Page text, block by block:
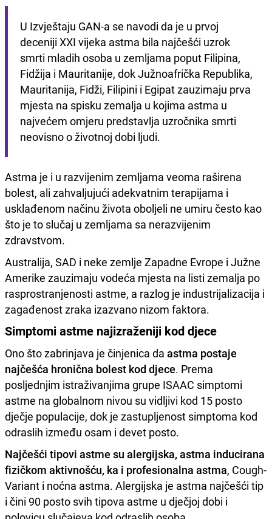
U Izvještaju GAN-a se navodi da je u prvoj
deceniji XXI vijeka astma bila najčešći uzrok
smrti mladih osoba u zemljama poput Filipina,
Fidžija i Mauritanije, dok Južnoafrička Republika,
Mauritanija, Fidži, Filipini i Egipat zauzimaju prva
mjesta na spisku zemalja u kojima astma u
najvećem omjeru predstavlja uzročnika smrti
neovisno o životnoj dobi ljudi.
Astma je i u razvijenim zemljama veoma raširena
bolest, ali zahvaljujući adekvatnim terapijama i
usklađenom načinu života oboljeli ne umiru često kao
što je to slučaj u zemljama sa nerazvijenim
zdravstvom.
Australija, SAD i neke zemlje Zapadne Evrope i Južne
Amerike zauzimaju vodeća mjesta na listi zemalja po
rasprostranjenosti astme, a razlog je industrijalizacija i
zagađenost zraka izazvano nizom faktora.
Simptomi astme najizraženiji kod djece
Ono što zabrinjava je činjenica da astma postaje
najčešća hronična bolest kod djece. Prema
posljednjim istraživanjima grupe ISAAC simptomi
astme na globalnom nivou su vidljivi kod 15 posto
dječje populacije, dok je zastupljenost simptoma kod
odraslih između osam i devet posto.
Najčešći tipovi astme su alergijska, astma inducirana
fizičkom aktivnošću, ka i profesionalna astma, Cough-
Variant i noćna astma. Alergijska je astma najčešći tip
i čini 90 posto svih tipova astme u dječjoj dobi i